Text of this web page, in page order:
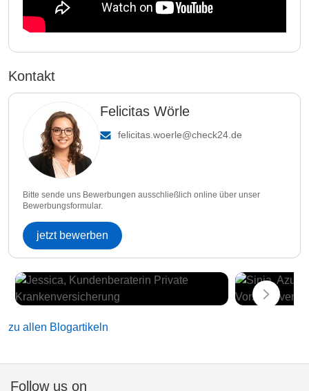
Kontakt
Felicitas Wörle
felicitas.woerle@check24.de
Bitte sende uns Bewerbungen ausschließlich online über unser
Bewerbungsformular.
jetzt bewerben
zu allen Blogartikeln
Follow us on